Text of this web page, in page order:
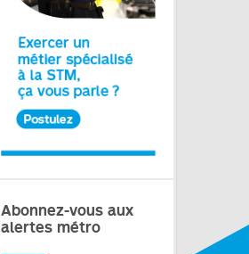
Abonnez-vous aux
alertes métro